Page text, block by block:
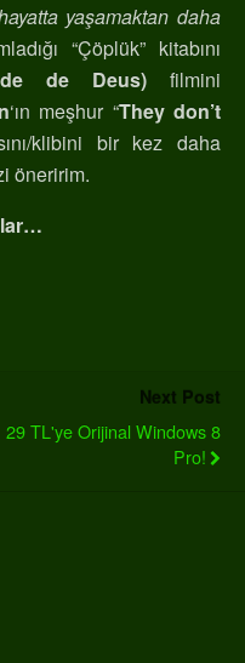
yaşamaktan daha
“Çöplük” kitabını
de Deus) filmini
‘ın meşhur “They don’t
klibini bir kez daha
öneririm.
Next Post
29 TL'ye Orijinal Windows 8
Pro!